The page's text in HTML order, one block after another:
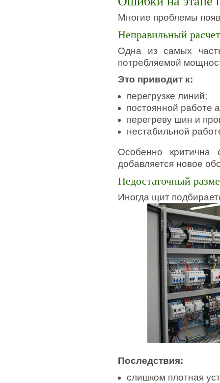
Многие проблемы
Неправильный
Одна из самых
потребляемой
Это приводит к:
перегрузке линий;
постоянной работе
перегреву шин и
нестабильной
Особенно критична
добавляется новое
Недостаточный
Иногда щит
Последствия:
слишком плотная